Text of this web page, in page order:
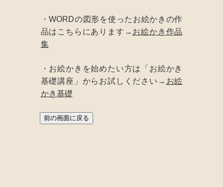
・WORDの図形を使ったお絵かきの作
品はこちらにあります→ お絵かき作品
集
・お絵かきを始めたい方は「お絵かき
基礎講座」からお試しください→ お絵
かき基礎
前の画面に戻る